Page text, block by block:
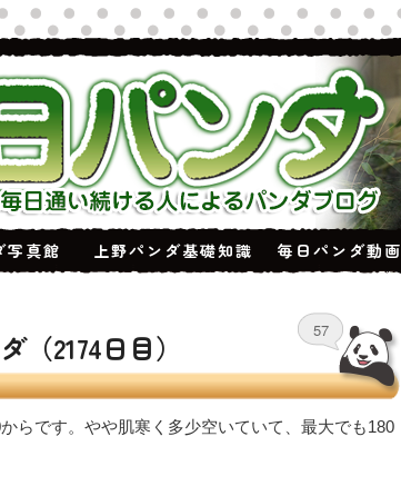
写真館 上野パンダ基礎知識 毎日パンダ動画
（2174日目） 57
らです。やや肌寒く多少空いていて、最大でも180